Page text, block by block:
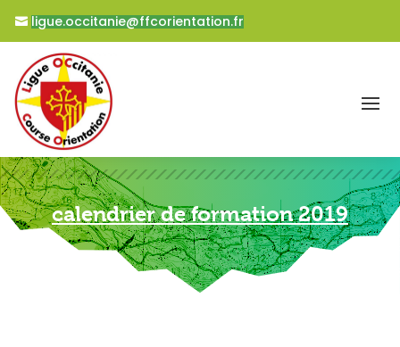
ligue.occitanie@ffcorientation.fr
calendrier de formation 2019